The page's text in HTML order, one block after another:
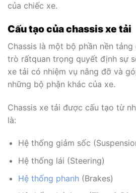
của chiếc xe.
Cấu tạo của chassis xe tải
Chassis là một bộ phần nền
trò rấtquan trọng quyết định sự
xe tải có nhiệm vụ nâng đỡ và
những bộ phận khác của xe.
Chassis xe tải được cấu tạo từ
là:
Hệ thống giảm sốc
Hệ thống lái (Steering)
Hệ thống phanh(Brakes)